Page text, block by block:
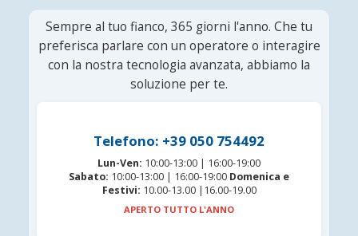
Sempre al tuo fianco, 365 giorni l'anno. Che tu
preferisca parlare con un operatore o interagire
con la nostra tecnologia avanzata, abbiamo la
soluzione per te.
Telefono: +39 050 754492
Lun-Ven: 10:00-13:00 | 16:00-19:00
Sabato: 10:00-13:00 | 16:00-19:00 Domenica e
Festivi: 10.00-13.00 |16.00-19.00
APERTO TUTTO L'ANNO